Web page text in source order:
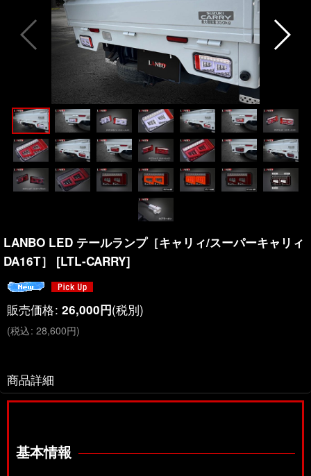
LANBO LED テールランプ［キャリィ/スーパーキャリィ
DA16T］
[LTL-CARRY]
販売価格: 26,000円(税別)
(税込: 28,600円)
商品詳細
基本情報